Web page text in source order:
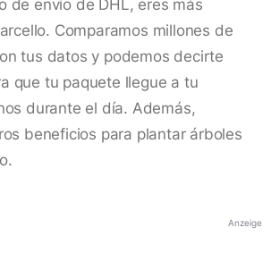
de envío de DHL, eres más
Comparamos millones de
tus datos y podemos decirte
que tu paquete llegue a tu
durante el día. Además,
beneficios para plantar árboles
Anzeige